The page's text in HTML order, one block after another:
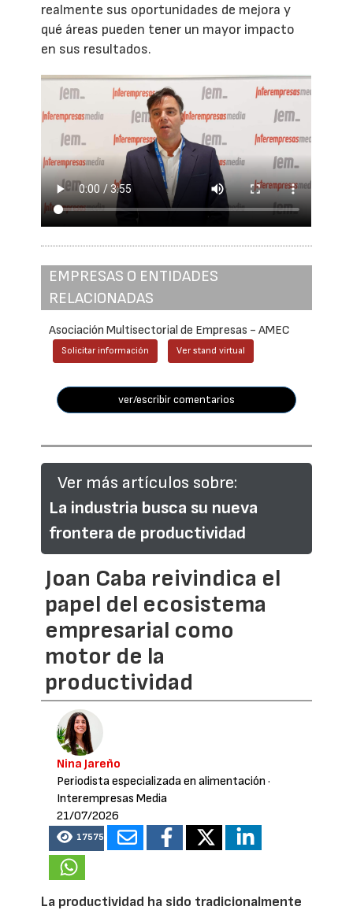
realmente sus oportunidades de mejora y
qué áreas pueden tener un mayor impacto
en sus resultados.
EMPRESAS O ENTIDADES
RELACIONADAS
Asociación Multisectorial de Empresas - AMEC
Solicitar información Ver stand virtual
ver/escribir comentarios
Ver más artículos sobre:
La industria busca su nueva
frontera de productividad
Joan Caba reivindica el
papel del ecosistema
empresarial como
motor de la
productividad
Nina Jareño
Periodista especializada en alimentación ·
Interempresas Media
21/07/2026
17575
La productividad ha sido tradicionalmente